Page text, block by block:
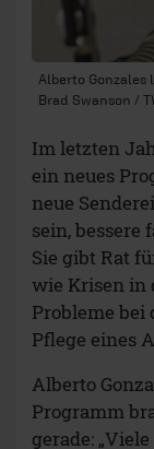
Alberto
Brad Swanson /
Im letzten
ein neues
neue
sein, bessere
Sie gibt Rat
wie Krisen in
Probleme bei
Pflege eines
Alberto
Programm
gerade: